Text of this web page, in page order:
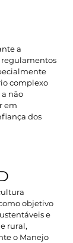
a
regulamentos
complexo
não
em
dos
objetivo
e
rural,
o Manejo